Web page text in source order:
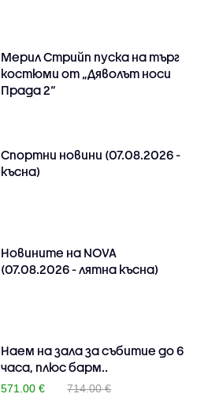
Мерил Стрийп пуска на търг
костюми от „Дяволът носи
Прада 2“
Спортни новини (07.08.2026 -
късна)
Новините на NOVA
(07.08.2026 - лятна късна)
Наем на зала за събитие до 6
часа, плюс барм..
571.00 €
714.00 €